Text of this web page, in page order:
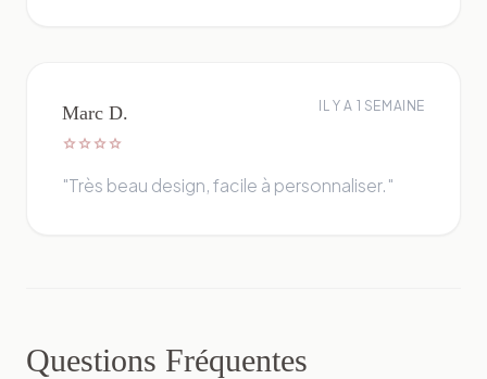
Marc D.
starstarstarstar
IL Y A 1 SEMAINE
"Très beau design, facile à personnaliser."
Questions Fréquentes